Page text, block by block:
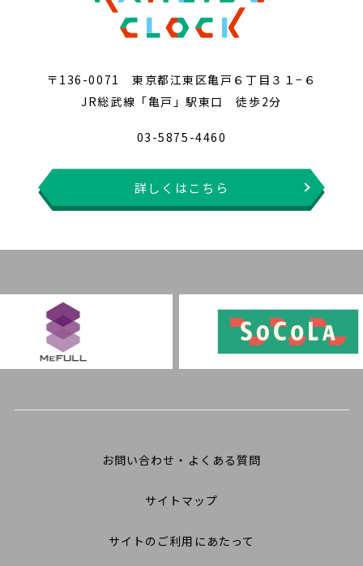
〒136-0071 東京都江東区亀戸６丁目３１−６
JR総武線「亀戸」駅東口 徒歩2分
03-5875-4460
詳しくはこちら
お問い合わせ・よくある質問
サイトマップ
サイトのご利用にあたって